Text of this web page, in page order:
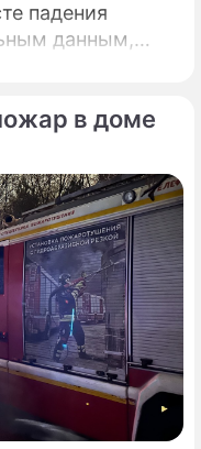
падения
данным,
нет. На месте
в доме